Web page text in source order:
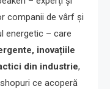
companii de vârf și
energetic – care
inovațiile
din industrie,
ce acoperă